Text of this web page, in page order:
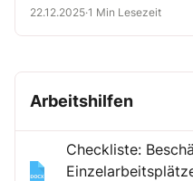
22.12.2025·1 Min Lesezeit
Arbeitshilfen
Checkliste: